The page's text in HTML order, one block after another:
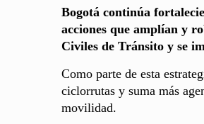
Bogotá continúa
acciones que amplían y
Civiles de Tránsito y se
Como parte de esta
ciclorrutas y suma más
movilidad.